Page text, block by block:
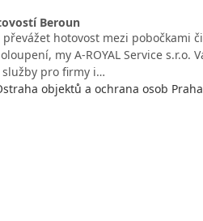
Beroun
hotovost mezi pobočkami
my A-ROYAL Service
pro firmy i…
objektů a ochrana osob Praha